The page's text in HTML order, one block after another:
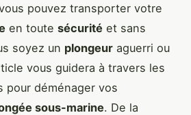
pouvez transporter votre
en toute sécurité et sans
soyez un plongeur aguerri ou
vous guidera à travers les
pour déménager vos
sous-marine. De la